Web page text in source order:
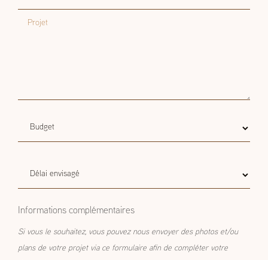
Projet
Budget
estimatif
Budget estimatif
Délai
envisagé
Délai envisagé
Informations complémentaires
Si vous le souhaitez, vous pouvez nous envoyer des photos et/ou
plans de votre projet via ce formulaire afin de compléter votre